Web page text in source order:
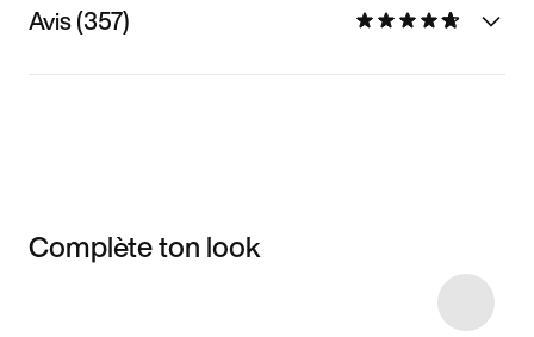
Avis (357)
Complète ton look